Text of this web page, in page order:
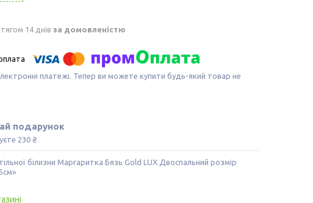
14 днів за домовленістю
платежі. Тепер ви можете купити будь-який товар не
подарунок
230 ₴
білизни Маргаритка Бязь Gold LUX Двоспальний розмір